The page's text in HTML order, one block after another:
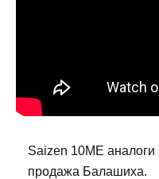
Saizen 10ME
продажа Балашиха.